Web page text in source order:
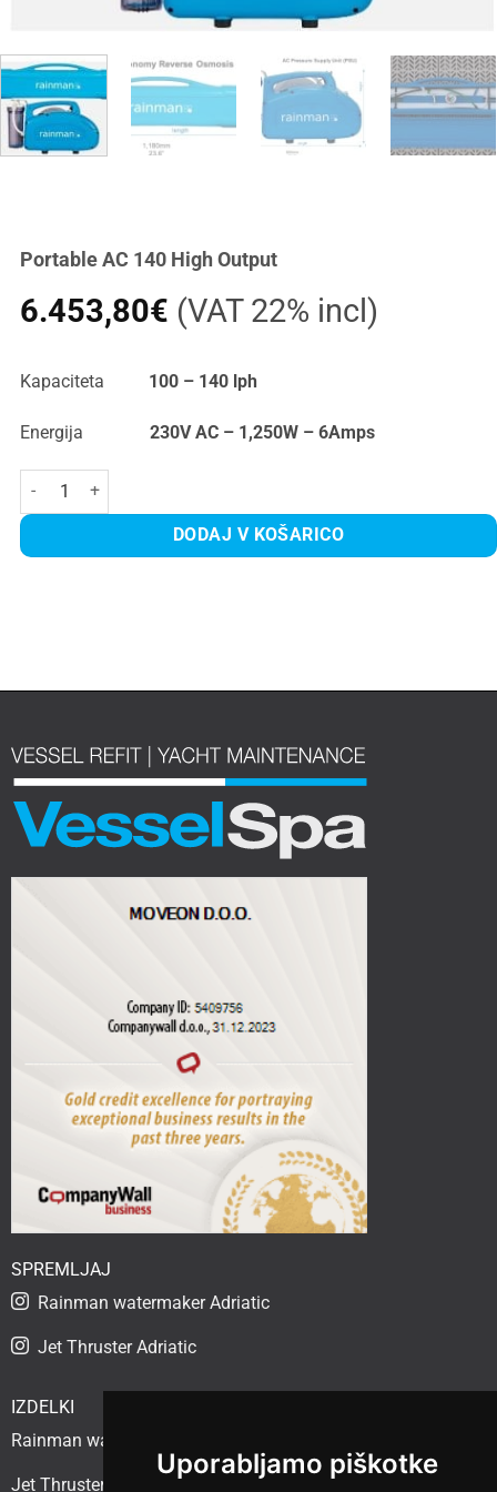
Uporabljamo piškotke
Portable AC 140 High Output
6.453,80€ (VAT 22% incl)
Kapaciteta 100 – 140 lph
Energija 230V AC – 1,250W – 6Amps
Portable AC 140 High Output količina
DODAJ V KOŠARICO
SPREMLJAJ
Rainman watermaker Adriatic
Jet Thruster Adriatic
IZDELKI
Rainman watermaker
Jet Thruster